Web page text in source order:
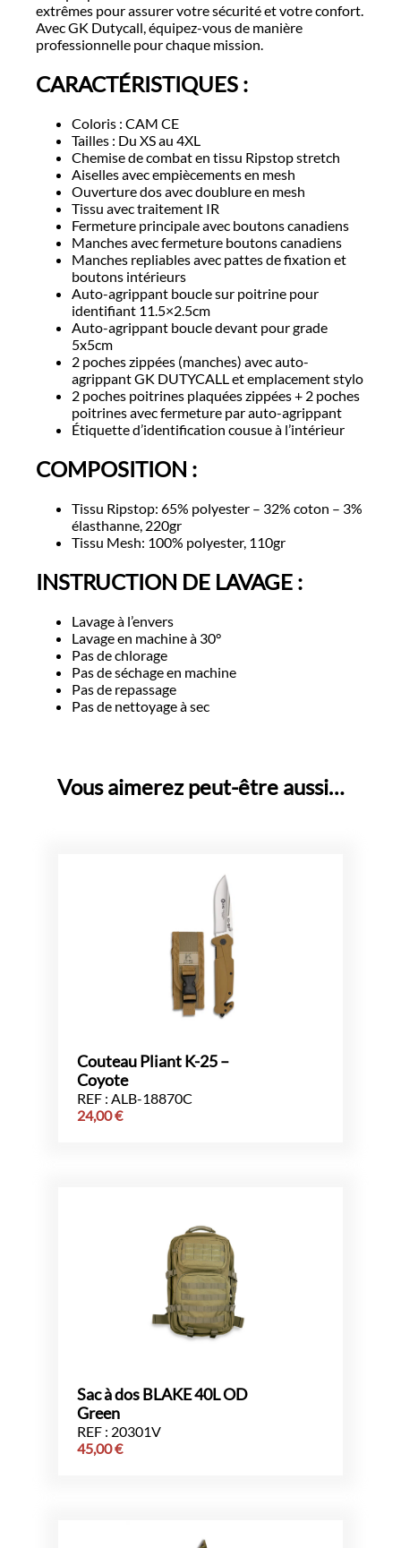
extrêmes pour assurer votre sécurité et votre confort.
Avec GK Dutycall, équipez-vous de manière
professionnelle pour chaque mission.
CARACTÉRISTIQUES :
Coloris : CAM CE
Tailles : Du XS au 4XL
Chemise de combat en tissu Ripstop stretch
Aiselles avec empiècements en mesh
Ouverture dos avec doublure en mesh
Tissu avec traitement IR
Fermeture principale avec boutons canadiens
Manches avec fermeture boutons canadiens
Manches repliables avec pattes de fixation et
boutons intérieurs
Auto-agrippant boucle sur poitrine pour
identifiant 11.5×2.5cm
Auto-agrippant boucle devant pour grade
5x5cm
2 poches zippées (manches) avec auto-
agrippant GK DUTYCALL et emplacement stylo
2 poches poitrines plaquées zippées + 2 poches
poitrines avec fermeture par auto-agrippant
Étiquette d’identification cousue à l’intérieur
COMPOSITION :
Tissu Ripstop: 65% polyester – 32% coton – 3%
élasthanne, 220gr
Tissu Mesh: 100% polyester, 110gr
INSTRUCTION DE LAVAGE :
Lavage à l’envers
Lavage en machine à 30°
Pas de chlorage
Pas de séchage en machine
Pas de repassage
Pas de nettoyage à sec
Vous aimerez peut-être aussi…
Couteau Pliant K-25 –
Coyote
REF : ALB-18870C
24,00€
Sac à dos BLAKE 40L OD
Green
REF : 20301V
45,00€